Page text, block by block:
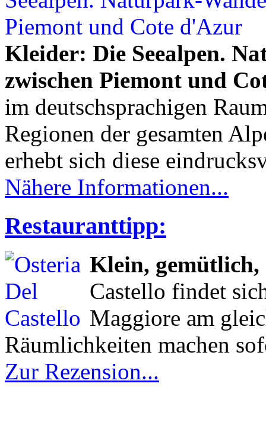
Kleider: Die Seealpen.
zwischen Piemont und
im deutschsprachigen
Regionen der gesamten
erhebt sich diese
Nähere Informationen...
Restauranttipp:
Klein, gemütlich,
Castello findet
Maggiore am
Räumlichkeiten machen
Zur Rezension...